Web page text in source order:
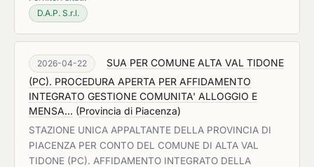
D.A.P. S.r.l.
2026-04-22
SUA PER COMUNE ALTA VAL TIDONE
(PC). PROCEDURA APERTA PER AFFIDAMENTO
INTEGRATO GESTIONE COMUNITA' ALLOGGIO E
MENSA... (Provincia di Piacenza)
STAZIONE UNICA APPALTANTE DELLA PROVINCIA DI
PIACENZA PER CONTO DEL COMUNE DI ALTA VAL
TIDONE (PC). AFFIDAMENTO INTEGRATO DELLA